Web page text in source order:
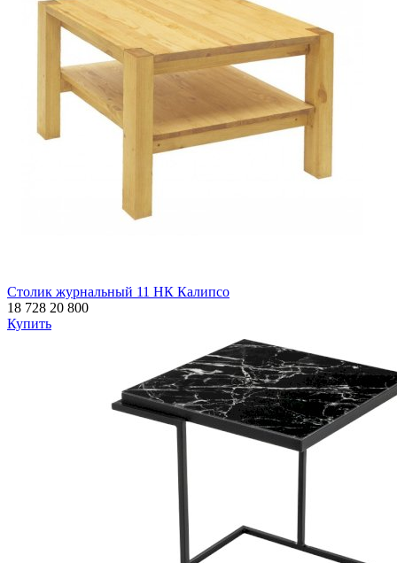
Столик журнальный 11 НК Калипсо
18 728 20 800
Купить